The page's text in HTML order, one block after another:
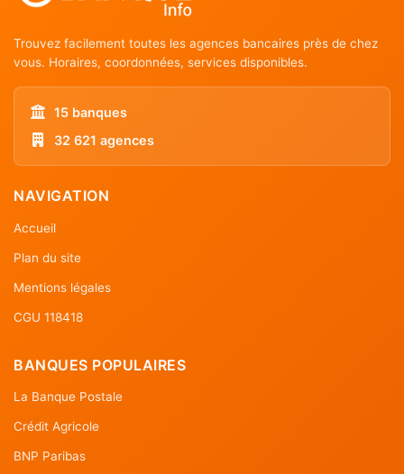
Trouvez facilement toutes les agences bancaires près de chez
vous. Horaires, coordonnées, services disponibles.
15 banques
32 621 agences
NAVIGATION
Accueil
Plan du site
Mentions légales
CGU 118418
BANQUES POPULAIRES
La Banque Postale
Crédit Agricole
BNP Paribas